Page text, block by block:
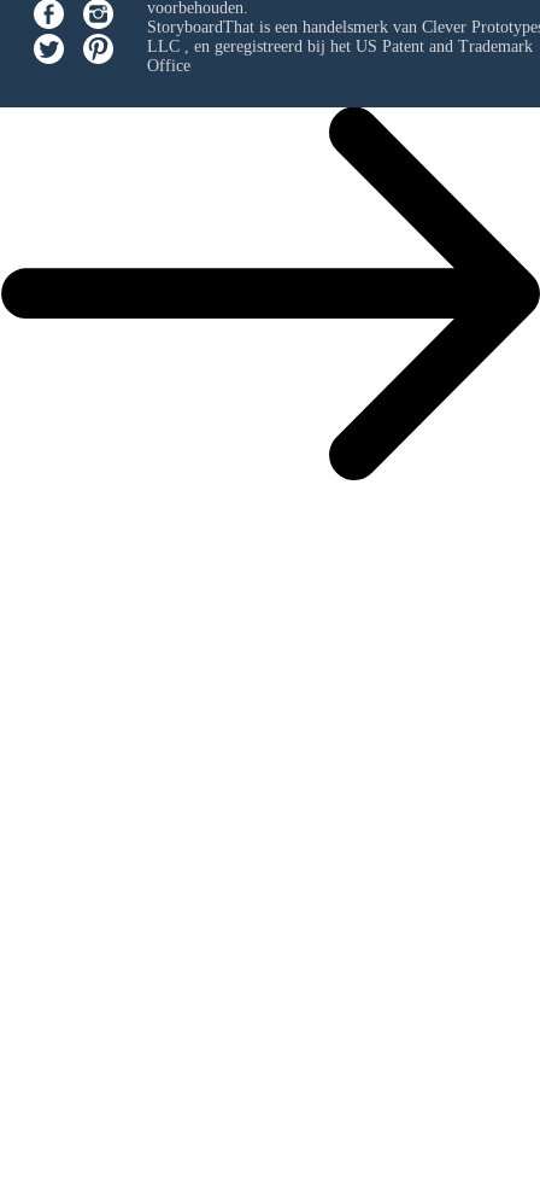
voorbehouden.
StoryboardThat is een handelsmerk van Clever
LLC, en geregistreerd bij het US Patent and Trademark
Office